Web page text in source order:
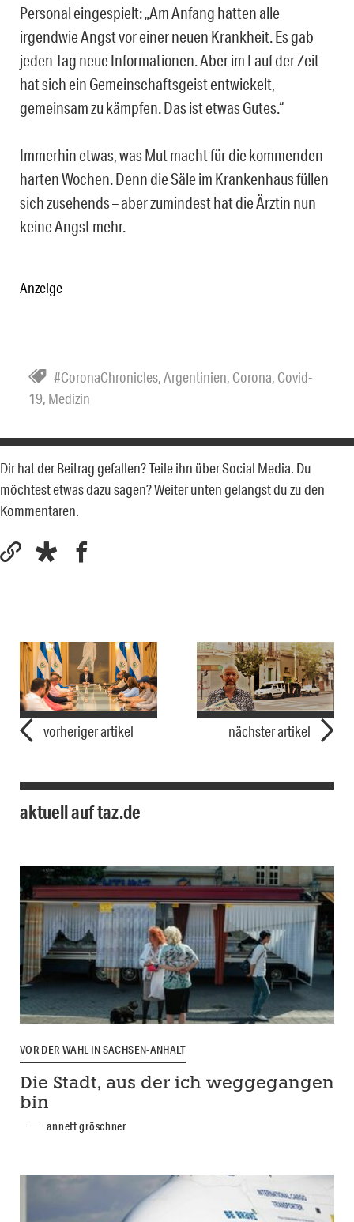
Personal eingespielt: „Am Anfang hatten alle
irgendwie Angst vor einer neuen Krankheit. Es gab
jeden Tag neue Informationen. Aber im Lauf der Zeit
hat sich ein Gemeinschaftsgeist entwickelt,
gemeinsam zu kämpfen. Das ist etwas Gutes.“
Immerhin etwas, was Mut macht für die kommenden
harten Wochen. Denn die Säle im Krankenhaus füllen
sich zusehends – aber zumindest hat die Ärztin nun
keine Angst mehr.
Anzeige
#CoronaChronicles,Argentinien, Corona, Covid-
19, Medizin
Dir hat der Beitrag gefallen? Teile ihn über Social Media. Du
möchtest etwas dazu sagen? Weiter unten gelangst du zu den
Kommentaren.
vorheriger artikel nächster artikel
aktuell auf taz.de
VOR DER WAHL IN SACHSEN-ANHALT
Die Stadt, aus der ich weggegangen
bin
annett gröschner